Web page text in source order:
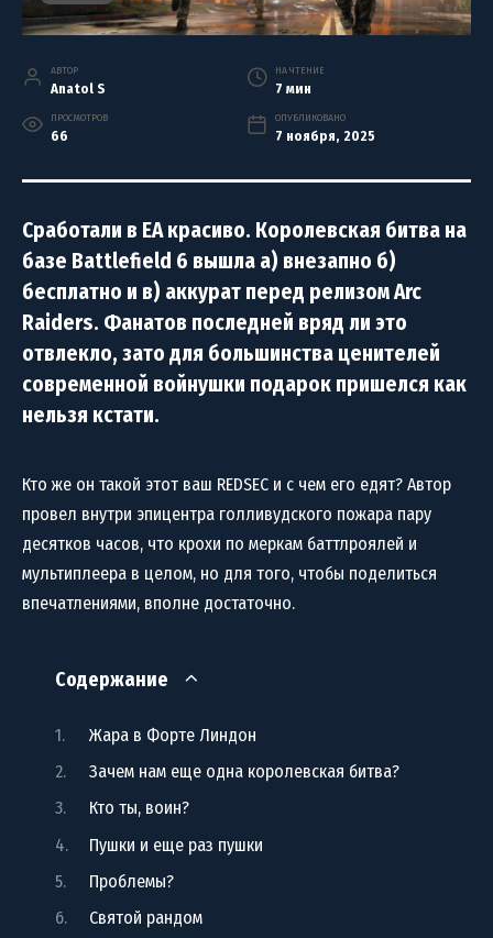
АВТОР
Anatol S
НА ЧТЕНИЕ
7 мин
ПРОСМОТРОВ
66
ОПУБЛИКОВАНО
7 ноября, 2025
Сработали в EA красиво. Королевская битва на
базе Battlefield 6 вышла а) внезапно б)
бесплатно и в) аккурат перед релизом Arc
Raiders. Фанатов последней вряд ли это
отвлекло, зато для большинства ценителей
современной войнушки подарок пришелся как
нельзя кстати.
Кто же он такой этот ваш REDSEC и с чем его едят? Автор
провел внутри эпицентра голливудского пожара пару
десятков часов, что крохи по меркам баттлроялей и
мультиплеера в целом, но для того, чтобы поделиться
впечатлениями, вполне достаточно.
Содержание
Жара в Форте Линдон
Зачем нам еще одна королевская битва?
Кто ты, воин?
Пушки и еще раз пушки
Проблемы?
Святой рандом